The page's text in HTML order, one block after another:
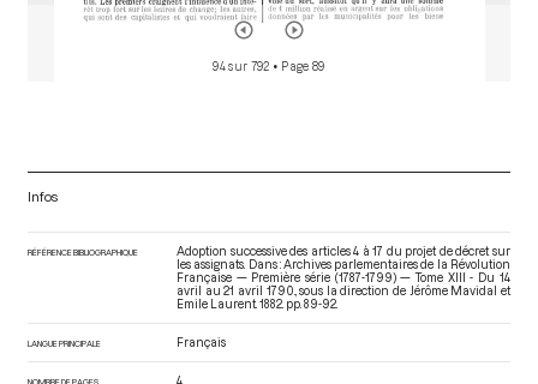
Bonnay Charles François, marquis de
94 sur 792 • Page 89
Infos
RÉFÉRENCE BIBLIOGRAPHIQUE
Adoption successive des articles 4 à 17 du projet de décret sur
les assignats. Dans : Archives parlementaires de la Révolution
Française — Première série (1787-1799) — Tome XIII - Du 14
avril au 21 avril 1790. , sous la direction de Jérôme Mavidal et
Emile Laurent. 1882. pp. 89-92.
LANGUE PRINCIPALE Français
NOMBRE DE PAGES 4